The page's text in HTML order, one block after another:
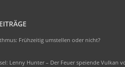
Frühzeitig umstellen oder nicht?
Lenny Hunter – Der Feuer speiende Vulkan